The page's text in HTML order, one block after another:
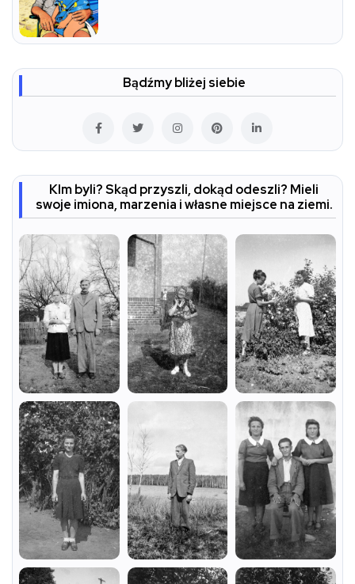
Bądźmy bliżej siebie
KIm byli? Skąd przyszli, dokąd odeszli? Mieli
swoje imiona, marzenia i własne miejsce na ziemi.